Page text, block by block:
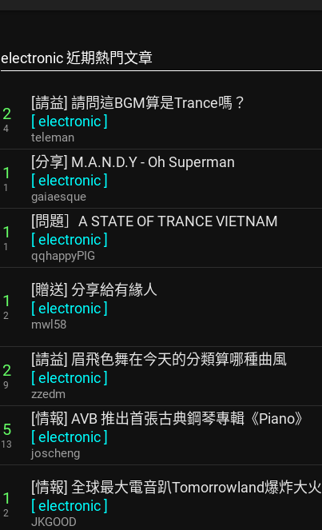
electronic 近期熱門文章
2
4
[請益] 請問這BGM算是Trance嗎？
[electronic]
teleman
1
1
[分享] M.A.N.D.Y - Oh Superman
[electronic]
gaiaesque
1
1
[問題］A STATE OF TRANCE VIETNAM
[electronic]
qqhappyPIG
1
2
[贈送] 分享給有緣人
[electronic]
mwl58
2
9
[請益] 眉飛色舞在今天的分類算哪種曲風
[electronic]
zzedm
5
13
[情報] AVB 推出首張古典鋼琴專輯《Piano》
[electronic]
joscheng
1
2
[情報] 全球最大電音趴Tomorrowland爆炸大火
[electronic]
JKGOOD